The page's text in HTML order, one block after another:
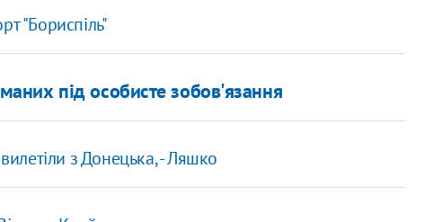
"Бориспіль"
під особисте зобов'язання
з Донецька, - Ляшко